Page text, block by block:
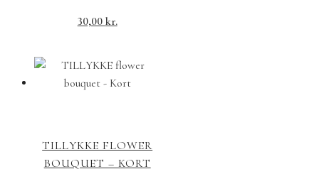
30,00 kr.
TILLYKKE FLOWER
BOUQUET – KORT